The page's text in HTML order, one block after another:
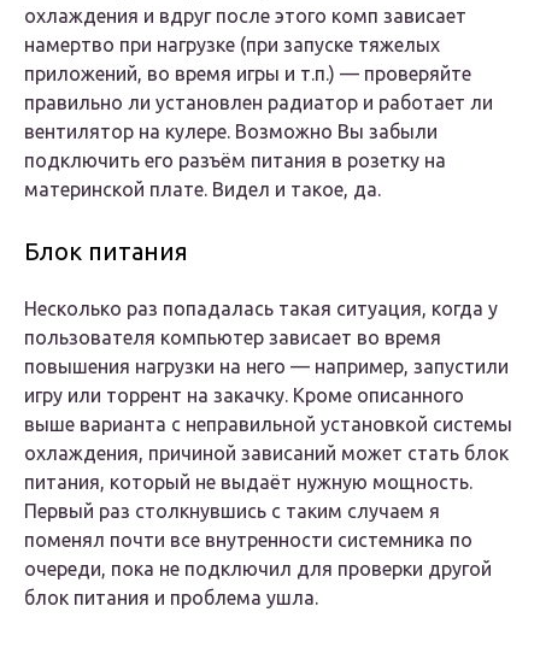
охлаждения и вдруг после этого комп зависает
намертво при нагрузке (при запуске тяжелых
приложений, во время игры и т.п.) — проверяйте
правильно ли установлен радиатор и работает ли
вентилятор на кулере. Возможно Вы забыли
подключить его разъём питания в розетку на
материнской плате. Видел и такое, да.
Блок питания
Несколько раз попадалась такая ситуация, когда у
пользователя компьютер зависает во время
повышения нагрузки на него — например, запустили
игру или торрент на закачку. Кроме описанного
выше варианта с неправильной установкой системы
охлаждения, причиной зависаний может стать блок
питания, который не выдаёт нужную мощность.
Первый раз столкнувшись с таким случаем я
поменял почти все внутренности системника по
очереди, пока не подключил для проверки другой
блок питания и проблема ушла.